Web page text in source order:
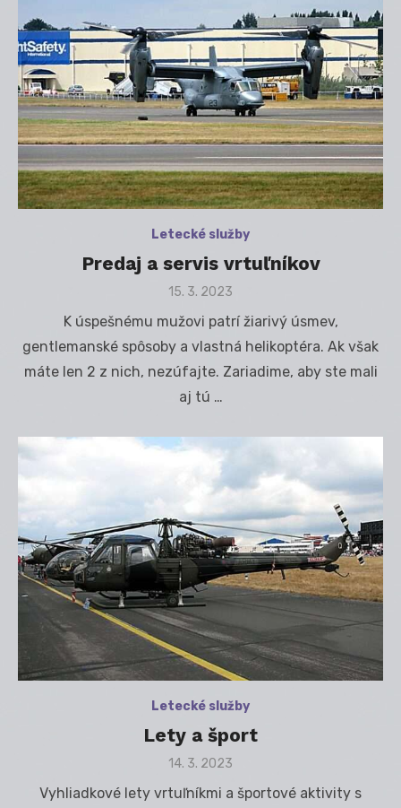
Letecké služby
Predaj a servis vrtuľníkov
Posted
15. 3. 2023
K úspešnému mužovi patrí žiarivý úsmev,
gentlemanské spôsoby a vlastná helikoptéra. Ak však
máte len 2 z nich, nezúfajte. Zariadime, aby ste mali
aj tú …
Letecké služby
Lety a šport
Posted
14. 3. 2023
Vyhliadkové lety vrtuľníkmi a športové aktivity s